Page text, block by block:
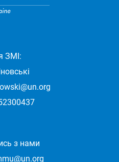
ЗМІ:
з нами